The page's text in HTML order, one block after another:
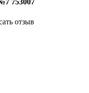
отзыв